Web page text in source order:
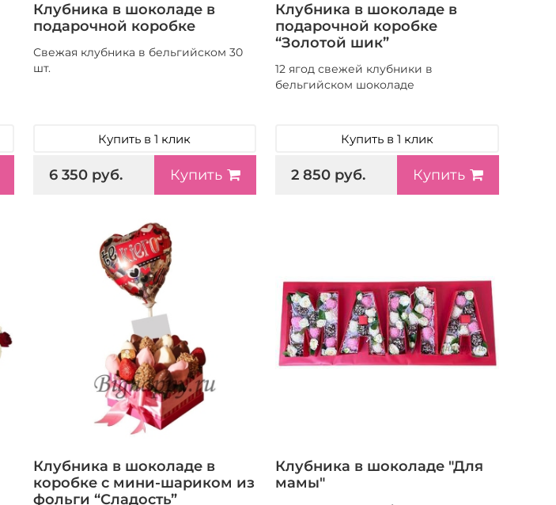
Клубника в шоколаде в
подарочной коробке
Свежая клубника в бельгийском 30
шт.
Купить в 1 клик
6 350 руб. Купить
Клубника в шоколаде в
подарочной коробке
“Золотой шик”
12 ягод свежей клубники в
бельгийском шоколаде
Купить в 1 клик
2 850 руб. Купить
Клубника в шоколаде в
коробке с мини-шариком из
фольги “Сладость”
Клубника в шоколаде "Для
мамы"